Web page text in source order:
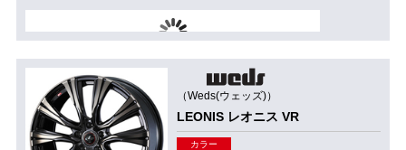
（Weds(ウェッズ)）
LEONIS レオニス VR
カラー